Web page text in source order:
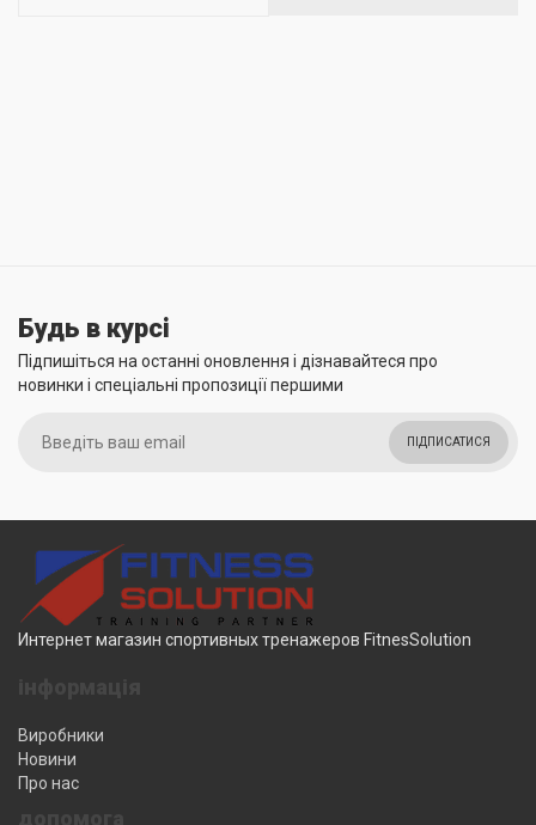
Будь в курсі
Підпишіться на останні оновлення і дізнавайтеся про
новинки і спеціальні пропозиції першими
ПІДПИСАТИСЯ
Интернет магазин спортивных тренажеров FitnesSolution
Виробники
Новини
Про нас